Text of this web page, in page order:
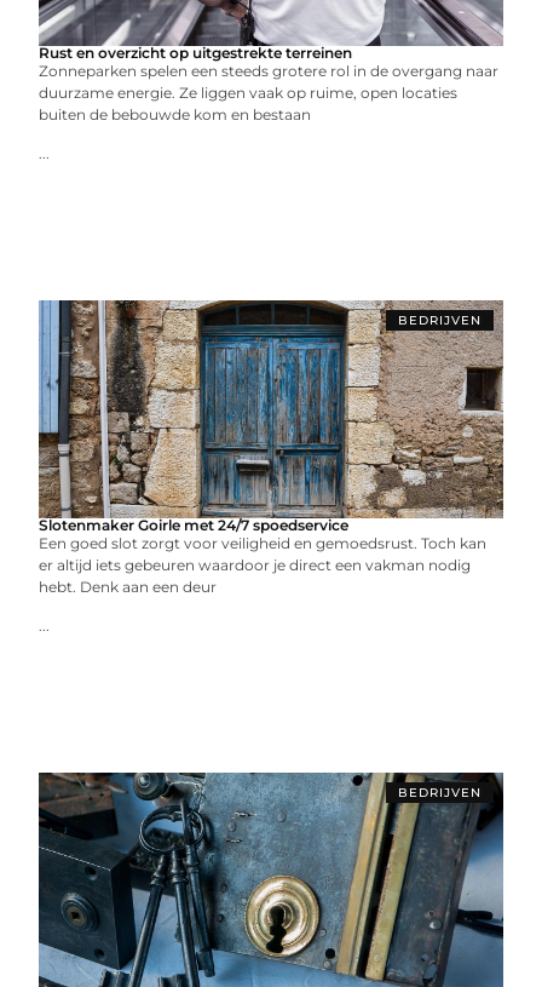
Rust en overzicht op uitgestrekte terreinen
Zonneparken spelen een steeds grotere rol in de overgang naar
duurzame energie. Ze liggen vaak op ruime, open locaties
buiten de bebouwde kom en bestaan
...
BEDRIJVEN
Slotenmaker Goirle met 24/7 spoedservice
Een goed slot zorgt voor veiligheid en gemoedsrust. Toch kan
er altijd iets gebeuren waardoor je direct een vakman nodig
hebt. Denk aan een deur
...
BEDRIJVEN